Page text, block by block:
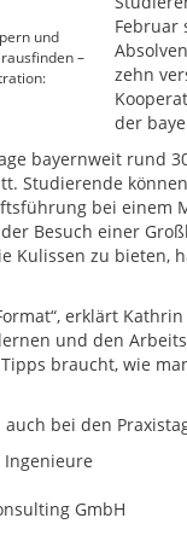
und
–
Februar
zehn
der
bayernweit rund
Studierende
bei einem
Besuch einer
Kulissen zu
erklärt
und den
braucht, wie
bei den
Ingenieure
GmbH